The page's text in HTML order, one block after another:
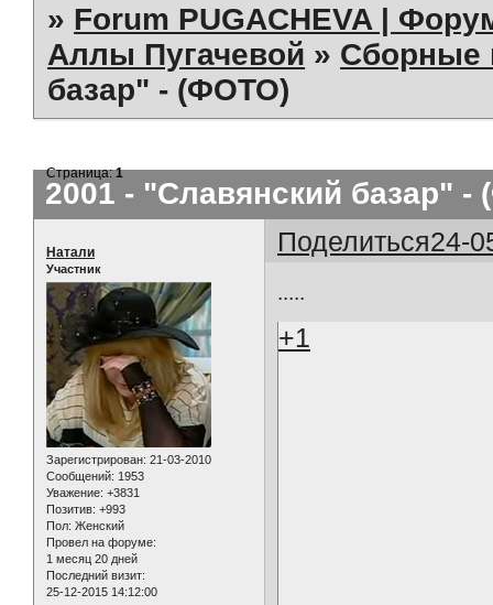
» Forum PUGACHEVA |
Аллы Пугачевой » Сборные
базар" - (ФОТО)
2001 - "Славянский базар"
Страница:1
Поделиться24-
Натали
Участник
Зарегистрирован: 21-03-2010
Сообщений: 1953
Уважение: +3831
Позитив: +993
Пол: Женский
Провел на форуме:
1 месяц 20 дней
Последний визит:
25-12-2015 14:12:00
.....
+1